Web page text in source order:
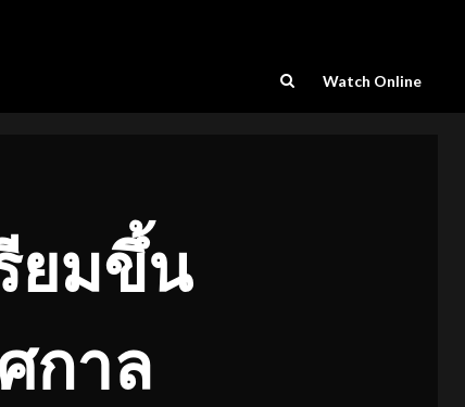
Watch Online
ยมขึ้น
กาล